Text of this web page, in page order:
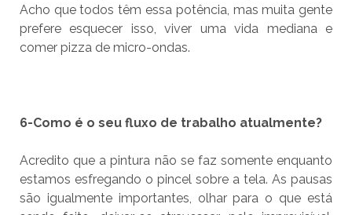
Acho que todos têm essa potência, mas muita gente
prefere esquecer isso, viver uma vida mediana e
comer pizza de micro-ondas.
6-Como é o seu fluxo de trabalho atualmente?
Acredito que a pintura não se faz somente enquanto
estamos esfregando o pincel sobre a tela. As pausas
são igualmente importantes, olhar para o que está